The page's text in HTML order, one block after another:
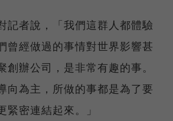
者說，「我們這群人都體驗
曾經做過的事情對世界影響甚
創辦公司，是非常有趣的事。
向為主，所做的事都是為了要
密連結起來。」